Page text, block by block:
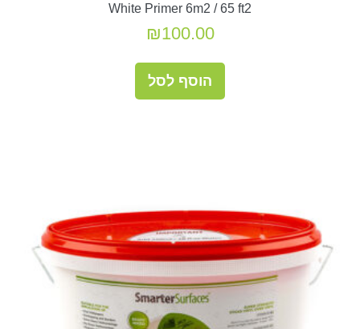
White Primer 6m2 / 65 ft2
₪100.00
הוסף לסל